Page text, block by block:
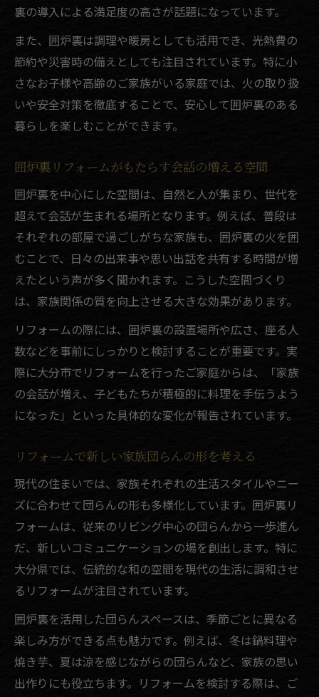
魅力
囲炉裏リフォームと補助金の上手な活用法
補助金活用で囲炉裏リフォームが身近に
囲炉裏付き住まいを実現するリフォームのコツ
法
囲炉裏リフォーム成功のためのポイント集
リフォーム時の囲炉裏設計で注意すべき点
囲炉裏リフォームのプロが伝授するコツ集
リフォームで後悔しない囲炉裏設置の知識
暮らしやすさと伝統を両立する囲炉裏リフォー
ム
リフォームで実現する快適さと伝統の調和
囲炉裏リフォームが叶える暮らしやすい住
まい
伝統を活かす囲炉裏リフォームの最新事例
囲炉裏リフォームで家族の未来を豊かに
裏の導入による満足度の高さが話題になっています。
また、囲炉裏は調理や暖房としても活用でき、光熱費の
節約や災害時の備えとしても注目されています。特に小
さなお子様や高齢のご家族がいる家庭では、火の取り扱
いや安全対策を徹底することで、安心して囲炉裏のある
暮らしを楽しむことができます。
囲炉裏リフォームがもたらす会話の増える空間
囲炉裏を中心にした空間は、自然と人が集まり、世代を
超えて会話が生まれる場所となります。例えば、普段は
それぞれの部屋で過ごしがちな家族も、囲炉裏の火を囲
むことで、日々の出来事や思い出話を共有する時間が増
えたという声が多く聞かれます。こうした空間づくり
は、家族関係の質を向上させる大きな効果があります。
リフォームの際には、囲炉裏の設置場所や広さ、座る人
数などを事前にしっかりと検討することが重要です。実
際に大分市でリフォームを行ったご家庭からは、「家族
の会話が増え、子どもたちが積極的に料理を手伝うよう
になった」といった具体的な変化が報告されています。
リフォームで新しい家族団らんの形を考える
現代の住まいでは、家族それぞれの生活スタイルやニー
ズに合わせて団らんの形も多様化しています。囲炉裏リ
フォームは、従来のリビング中心の団らんから一歩進ん
だ、新しいコミュニケーションの場を創出します。特に
大分県では、伝統的な和の空間を現代の生活に調和させ
るリフォームが注目されています。
囲炉裏を活用した団らんスペースは、季節ごとに異なる
楽しみ方ができる点も魅力です。例えば、冬は鍋料理や
焼き芋、夏は涼を感じながらの団らんなど、家族の思い
出作りにも役立ちます。リフォームを検討する際は、ご